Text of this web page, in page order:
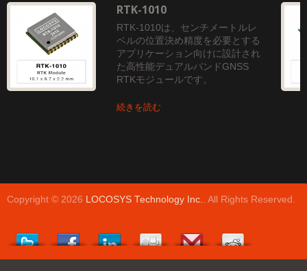
RTK-1010
RTK-1010は、センチメートルレ
ベルの位置決め精度を必要とする
アプリケーション向けに設計され
た高性能デュアルバンドGNSS
RTKモジュールです。
続きを読む
Copyright © 2026 LOCOSYS Technology Inc.. All Rights Reserved.